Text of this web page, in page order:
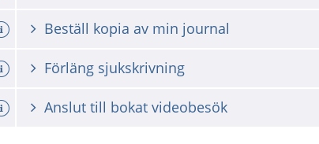
Beställ kopia av min journal
Förläng sjukskrivning
Anslut till bokat videobesök